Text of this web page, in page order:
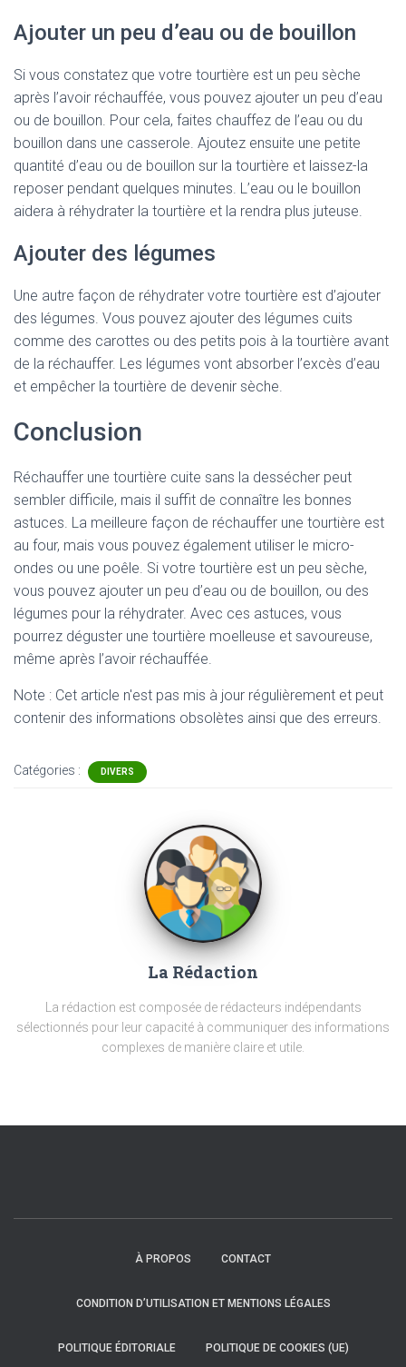
Ajouter un peu d’eau ou de bouillon
Si vous constatez que votre tourtière est un peu sèche
après l’avoir réchauffée, vous pouvez ajouter un peu d’eau
ou de bouillon. Pour cela, faites chauffez de l’eau ou du
bouillon dans une casserole. Ajoutez ensuite une petite
quantité d’eau ou de bouillon sur la tourtière et laissez-la
reposer pendant quelques minutes. L’eau ou le bouillon
aidera à réhydrater la tourtière et la rendra plus juteuse.
Ajouter des légumes
Une autre façon de réhydrater votre tourtière est d’ajouter
des légumes. Vous pouvez ajouter des légumes cuits
comme des carottes ou des petits pois à la tourtière avant
de la réchauffer. Les légumes vont absorber l’excès d’eau
et empêcher la tourtière de devenir sèche.
Conclusion
Réchauffer une tourtière cuite sans la dessécher peut
sembler difficile, mais il suffit de connaître les bonnes
astuces. La meilleure façon de réchauffer une tourtière est
au four, mais vous pouvez également utiliser le micro-
ondes ou une poêle. Si votre tourtière est un peu sèche,
vous pouvez ajouter un peu d’eau ou de bouillon, ou des
légumes pour la réhydrater. Avec ces astuces, vous
pourrez déguster une tourtière moelleuse et savoureuse,
même après l’avoir réchauffée.
Note : Cet article n'est pas mis à jour régulièrement et peut
contenir des informations obsolètes ainsi que des erreurs.
Catégories : DIVERS
La Rédaction
La rédaction est composée de rédacteurs indépendants
sélectionnés pour leur capacité à communiquer des informations
complexes de manière claire et utile.
À PROPOS CONTACT
CONDITION D’UTILISATION ET MENTIONS LÉGALES
POLITIQUE ÉDITORIALE POLITIQUE DE COOKIES (UE)